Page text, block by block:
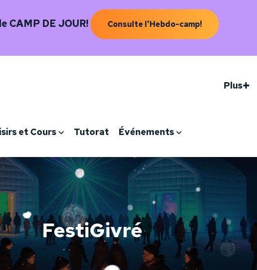
CAMP DE JOUR! Consulte l'Hebdo-camp!
Plus+
et Cours Tutorat Événements
FestiGivré